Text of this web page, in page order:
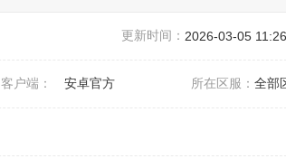
更新时间： 2026-03-05
客户端： 安卓官方 所在区服： 全部